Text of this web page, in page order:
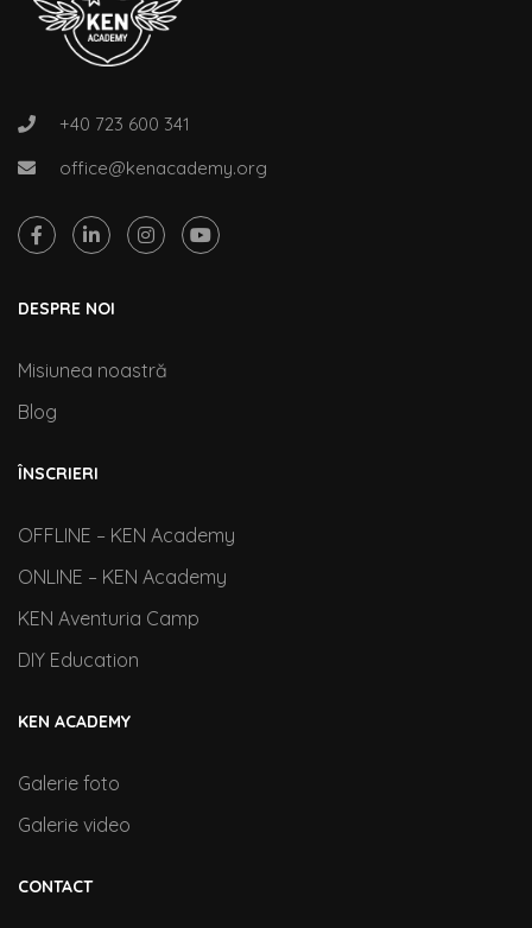
+40 723 600 341
office@kenacademy.org
DESPRE NOI
Misiunea noastră
Blog
ÎNSCRIERI
OFFLINE – KEN Academy
ONLINE – KEN Academy
KEN Aventuria Camp
DIY Education
KEN ACADEMY
Galerie foto
Galerie video
CONTACT